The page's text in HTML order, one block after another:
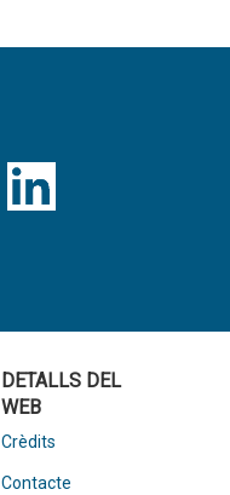
DETALLS DEL
WEB
Crèdits
Contacte